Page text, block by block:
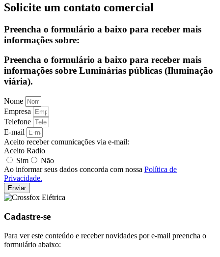
Solicite um contato comercial
Preencha o formulário a baixo para receber mais
informações sobre:
Preencha o formulário a baixo para receber mais
informações sobre Luminárias públicas (Iluminação
viária).
Nome
Empresa
Telefone
E-mail
Aceito receber comunicações via e-mail:
Aceito Radio
Sim
Não
Ao informar seus dados concorda com nossa Política de
Privacidade.
Enviar
Cadastre-se
Para ver este conteúdo e receber novidades por e-mail preencha o
formulário abaixo: